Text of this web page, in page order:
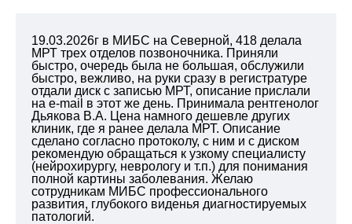
19.03.2026г в МИБС на Северной, 418 делала
МРТ трех отделов позвоночника. Приняли
быстро, очередь была не большая, обслужили
быстро, вежливо, на руки сразу в регистратуре
отдали диск с записью МРТ, описание прислали
на e-mail в этот же день. Принимала рентгенолог
Дьякова В.А. Цена намного дешевле других
клиник, где я ранее делала МРТ. Описание
сделано согласно протоколу, с ним и с диском
рекомендую обращаться к узкому специалисту
(нейрохирургу, неврологу и т.п.) для понимания
полной картины заболевания. Желаю
сотрудникам МИБС профессионального
развития, глубокого виденья диагностируемых
патологий.